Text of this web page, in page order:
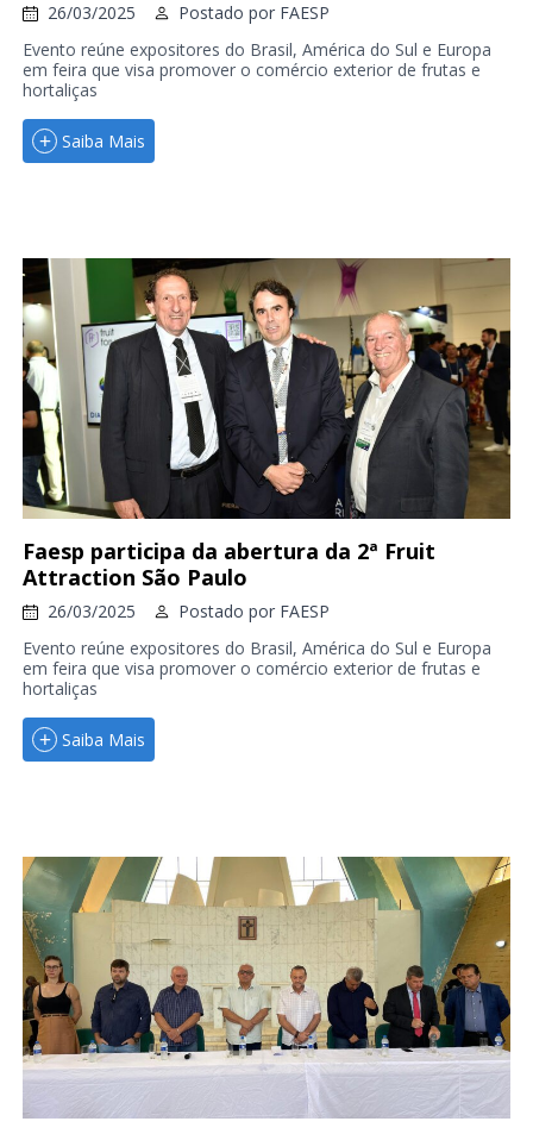
26/03/2025 Postado por FAESP
Evento reúne expositores do Brasil, América do Sul e Europa
em feira que visa promover o comércio exterior de frutas e
hortaliças
Saiba Mais
Faesp participa da abertura da 2ª Fruit
Attraction São Paulo
26/03/2025 Postado por FAESP
Evento reúne expositores do Brasil, América do Sul e Europa
em feira que visa promover o comércio exterior de frutas e
hortaliças
Saiba Mais